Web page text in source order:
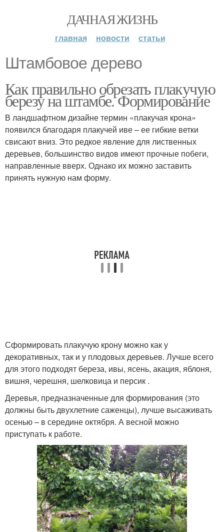
ДАЧНАЯ ЖИЗНЬ
главная новости статьи
Штамбовое дерево
Как правильно обрезать плакучую
березу на штамбе. Формирование
В ландшафтном дизайне термин «плакучая крона»
появился благодаря плакучей иве – ее гибкие ветки
свисают вниз. Это редкое явление для лиственных
деревьев, большинство видов имеют прочные побеги,
направленные вверх. Однако их можно заставить
принять нужную нам форму.
Сформировать плакучую крону можно как у
декоративных, так и у плодовых деревьев. Лучше всего
для этого подходят береза, ивы, ясень, акация, яблоня,
вишня, черешня, шелковица и персик .
Деревья, предназначенные для формирования (это
должны быть двухлетние саженцы), лучше высаживать
осенью – в середине октября. А весной можно
приступать к работе.